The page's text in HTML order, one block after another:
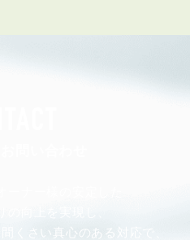
くさい真心のある対応で、